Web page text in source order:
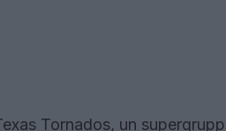
Tornados, un